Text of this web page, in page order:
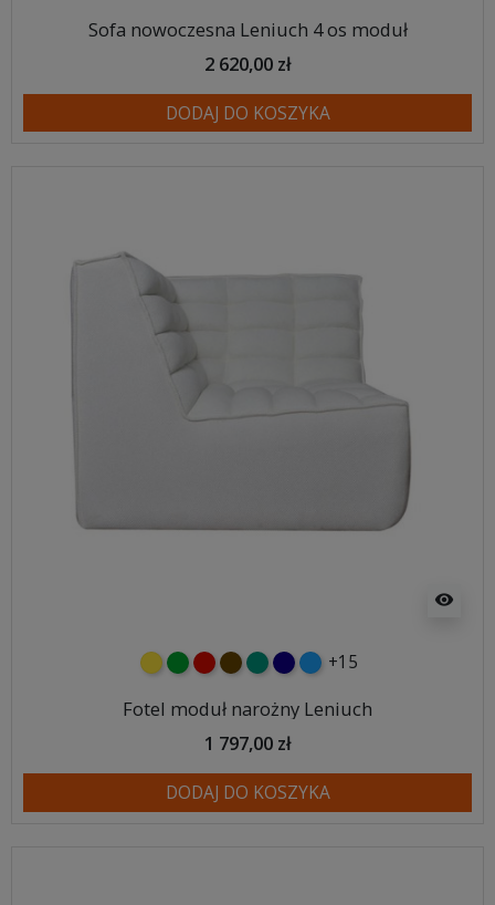
Sofa nowoczesna Leniuch 4 os moduł
2 620,00 zł
DODAJ DO KOSZYKA
visibility
żółtyzielonyczerwony
czekoladowy
turkusowy
granatowy
niebieski
+15
Fotel moduł narożny Leniuch
1 797,00 zł
DODAJ DO KOSZYKA